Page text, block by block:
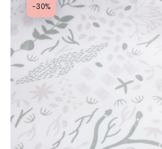
-30%